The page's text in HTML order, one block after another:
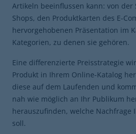
Artikeln beeinflussen kann: von der
Shops, den Produktkarten des E-
hervorgehobenen Präsentation im
Kategorien, zu denen sie gehören.
Eine differenzierte Preisstrategie
Produkt in Ihrem Online-Katalog
diese auf dem Laufenden und
nah wie möglich an Ihr Publikum
herauszufinden, welche Nachfrage
soll.